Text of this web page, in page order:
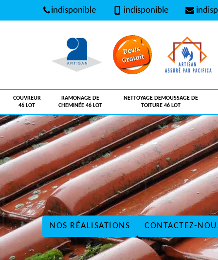
indisponible indisponible
COUVREUR
46 LOT
RAMONAGE DE
CHEMINÉE 46 LOT
NETTOYAGE DEMOUSSAGE DE
TOITURE 46 LOT
NOS RÉALISATIONS CONTACTEZ-